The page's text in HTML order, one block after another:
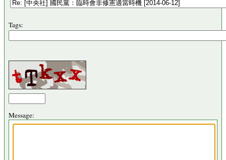
Tags:
Message: